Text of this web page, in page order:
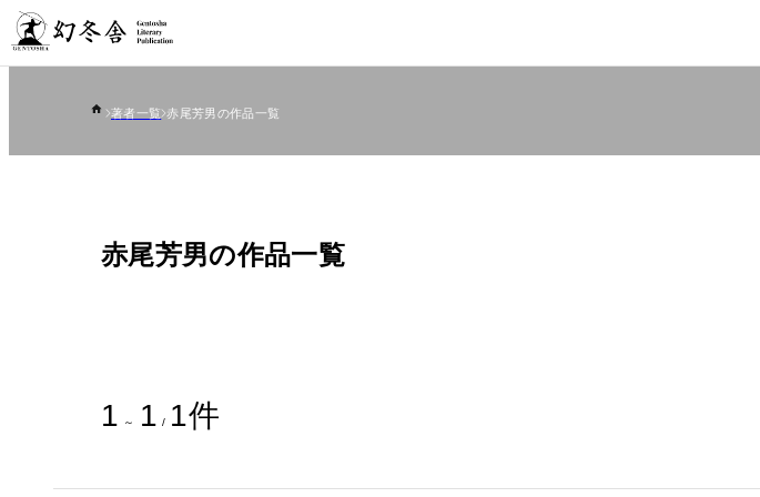
著者一覧 赤尾芳男の作品一覧
赤尾芳男の作品一覧
1 ～ 1 / 1件